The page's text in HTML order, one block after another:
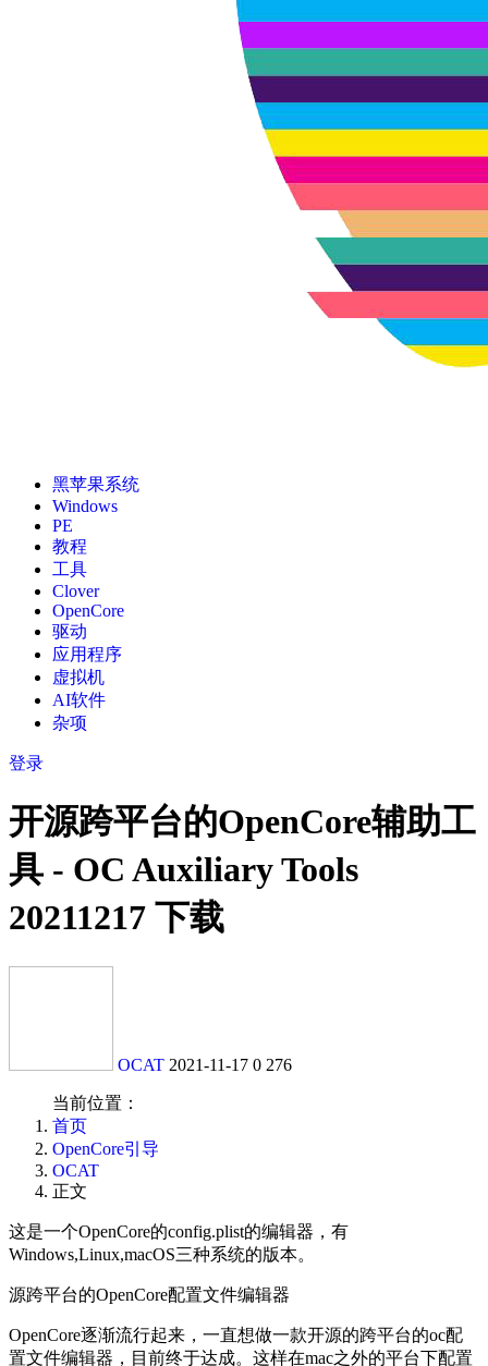
黑苹果系统
Windows
PE
教程
工具
Clover
OpenCore
驱动
应用程序
虚拟机
AI软件
杂项
登录
开源跨平台的OpenCore辅助工
具 - OC Auxiliary Tools
20211217 下载
OCAT 2021-11-17 0 276
当前位置：
首页
OpenCore引导
OCAT
正文
这是一个OpenCore的config.plist的编辑器，有
Windows,Linux,macOS三种系统的版本。
源跨平台的OpenCore配置文件编辑器
OpenCore逐渐流行起来，一直想做一款开源的跨平台的oc配
置文件编辑器，目前终于达成。这样在mac之外的平台下配置